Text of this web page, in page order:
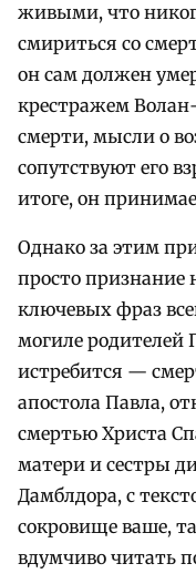
живыми, что
смириться со
он сам должен
крестражем
смерти, мысли о
сопутствуют его
итоге, он
Однако за этим
просто признание
ключевых фраз
могиле родителей
истребится —
апостола Павла,
смертью Христа
матери и сестры
Дамблдора, с
сокровище ваше,
вдумчиво читать